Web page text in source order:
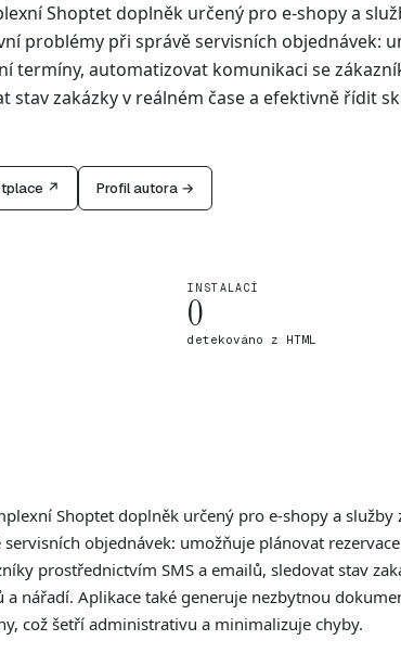
Shoptet doplněk určený pro e-shopy a
problémy při správě servisních objednávek:
termíny, automatizovat komunikaci se
stav zakázky v reálném čase a efektivně řídit
↗ Profil autora →
INSTALACÍ
0
detekováno z HTML
Shoptet doplněk určený pro e-shopy a
objednávek: umožňuje plánovat
prostřednictvím SMS a emailů, sledovat stav
a nářadí. Aplikace také generuje nezbytnou
což šetří administrativu a minimalizuje chyby.